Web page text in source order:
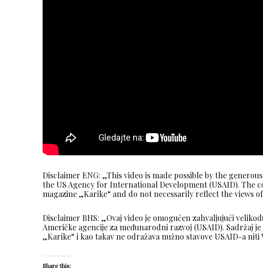
Disclaimer ENG: „This video is made possible by the
the US Agency for International Development (USAID). The
magazine „Karike“ and do not necessarily reflect the views
Disclaimer BHS: „Ovaj video je omogućen zahvaljujući
Američke agencije za međunarodni razvoj (USAID). Sadržaj
„Karike“ i kao takav ne odražava nužno stavove USAID-a niti
Share this: